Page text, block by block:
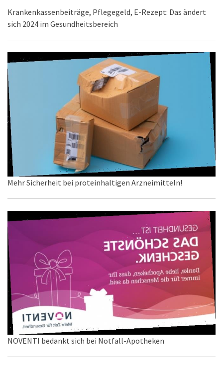
Krankenkassenbeiträge, Pflegegeld, E-Rezept: Das ändert
sich 2024 im Gesundheitsbereich
Mehr Sicherheit bei proteinhaltigen Arzneimitteln!
NOVENTI bedankt sich bei Notfall-Apotheken